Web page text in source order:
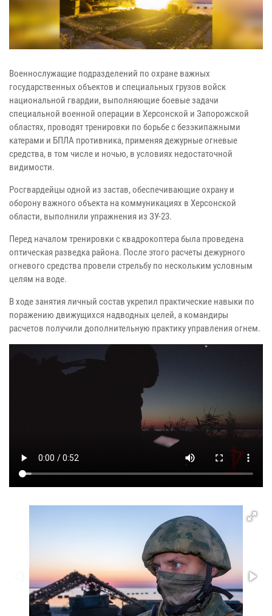
Военнослужащие подразделений по охране важных
государственных объектов и специальных грузов войск
национальной гвардии, выполняющие боевые задачи
специальной военной операции в Херсонской и Запорожской
областях, проводят тренировки по борьбе с безэкипажными
катерами и БПЛА противника, применяя дежурные огневые
средства, в том числе и ночью, в условиях недостаточной
видимости.
Росгвардейцы одной из застав, обеспечивающие охрану и
оборону важного объекта на коммуникациях в Херсонской
области, выполнили упражнения из ЗУ-23.
Перед началом тренировки с квадрокоптера была проведена
оптическая разведка района. После этого расчеты дежурного
огневого средства провели стрельбу по нескольким условным
целям на воде.
В ходе занятия личный состав укрепил практические навыки по
поражению движущихся надводных целей, а командиры
расчетов получили дополнительную практику управления огнем.